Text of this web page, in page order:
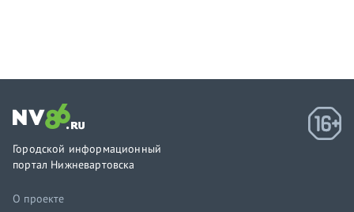
Городской информационный
портал Нижневартовска
О проекте